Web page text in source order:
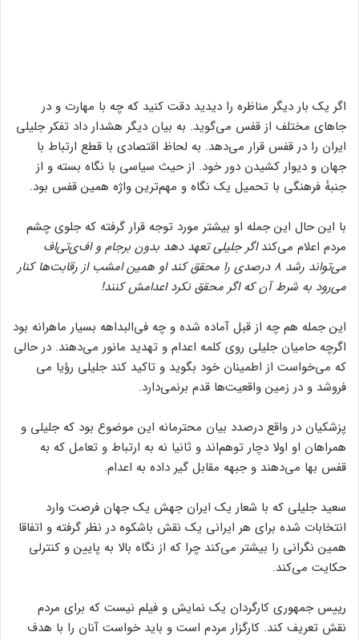
اگر یک بار دیگر مناظره را دیدید دقت کنید که چه با مهارت و در
جاهای مختلف از قفس می‌گوید. به بیان دیگر هشدار داد تفکر جلیلی
ایران را در قفس قرار می‌دهد. به لحاظ اقتصادی با قطع ارتباط با
جنبهٔ فرهنگی با تحمیل یک نگاه و مهم‌ترین واژه همین قفس بود.
با این حال این جمله او بیشتر مورد توجه قرار گرفته که جلوی چشم
مردم اعلام می‌کنداگر جلیلی تعهد دهد بدون برجام و اف‌ی‌تی‌اف
می‌رود به شرط آن که اگر محقق نکرد اعدامش کنند!
این جمله هم چه از قبل آماده شده و چه فی‌البداهه بسیار ماهرانه بود
اگرچه حامیان جلیلی روی کلمه اعدام و تهدید مانور می‌دهند. در حالی
فروشد و در زمین واقعیت‌ها قدم برنمی‌دارد.
پزشکیان در واقع درصدد بیان محترمانه این موضوع بود که جلیلی و
قفس بها می‌دهند و جبهه مقابل گیر داده به اعدام.
سعید جلیلی که با شعار یک ایران جهش یک جهان فرصت وارد
انتخابات شده برای هر ایرانی یک نقش باشکوه در نظر گرفته و اتفاقا
حکایت می‌کند.